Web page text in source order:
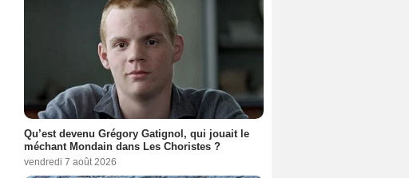
Qu’est devenu Grégory Gatignol, qui jouait le
méchant Mondain dans Les Choristes ?
vendredi 7 août 2026